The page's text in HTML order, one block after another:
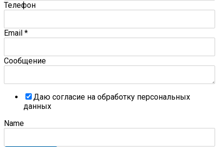
Телефон
Email *
Сообщение
Даю согласие на обработку персональных
данных
Name